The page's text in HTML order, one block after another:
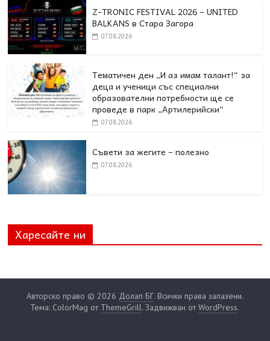
Z-TRONIC FESTIVAL 2026 – UNITED
BALKANS в Стара Загора
07.08.2026
Тематичен ден „И аз имам талант!“ за
деца и ученици със специални
образователни потребности ще се
проведе в парк „Артилерийски“
07.08.2026
Съвети за жегите – полезно
07.08.2026
Харесайте ни
Авторско право © 2026 Долап БГ. Всички права запазени.
Тема: ColorMag от ThemeGrill. Задвижван отWordPress.